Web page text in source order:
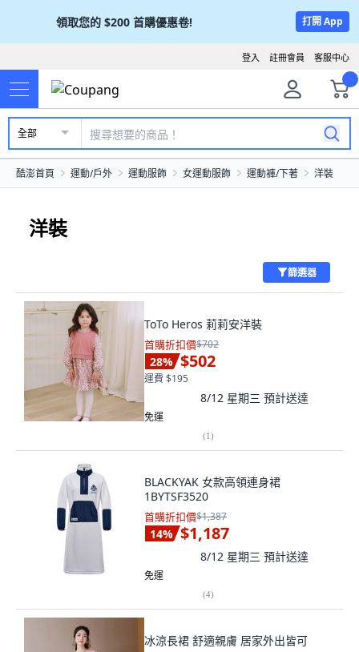
領取您的 $200 首購優惠卷! 打開 App
客服中心
註冊會員
登入
全部
酷澎首頁 運動/戶外 運動服飾 女運動服飾 運動褲/下著 洋裝
洋裝
篩選器
ToTo Heros 莉莉安洋裝
首購折扣價$702
28% $502
運費 $195
8/12 星期三 預計送達
免運
(1)
BLACKYAK 女款高領連身裙
1BYTSF3520
首購折扣價$1,387
14% $1,187
8/12 星期三 預計送達
免運
(4)
冰涼長裙 舒適親膚 居家外出皆可